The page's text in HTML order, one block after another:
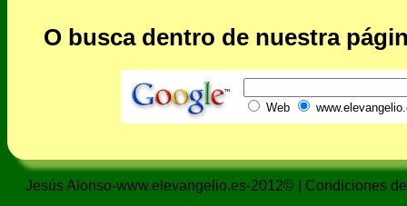
O busca dentro de nuestra
Web
Jesús Alonso-www.elevangelio.es-2012© | Condiciones